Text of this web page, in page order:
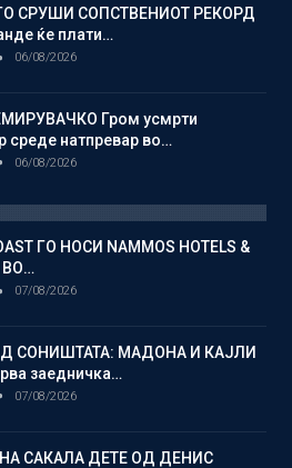
СРУШИ СОПСТВЕНИОТ РЕКОРД
ќе плати…
06/08/2026
Гром усмрти
среде натпревар во…
06/08/2026
ГО НОСИ NAMMOS HOTELS &
ВО…
07/08/2026
СОНИШТАТА: МАДОНА И КАЈЛИ
заедничка…
07/08/2026
САКАЛА ДЕТЕ ОД ДЕНИС